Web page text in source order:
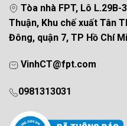
Tòa nhà FPT, Lô L.29B-
Thuận, Khu chế xuất Tân
Đông, quận 7, TP Hồ Chí
VinhCT@fpt.com
0981313031